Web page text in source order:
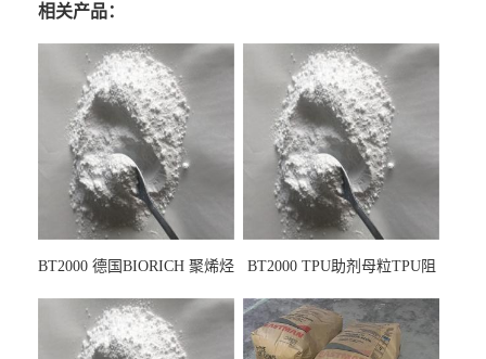
相关产品：
BT2000 德国BIORICH 聚烯烃
墨阻燃剂 TPU抗黄变剂 抗黄
变耐黄剂
BT2000 TPU助剂母粒TPU阻
剂雾面滑剂防粘剂 TPU抗黄
变剂 抗黄变耐黄剂